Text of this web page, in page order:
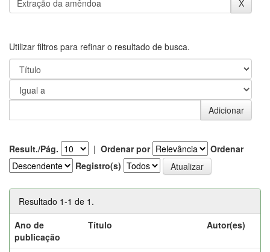
Utilizar filtros para refinar o resultado de busca.
Result./Pág. | Ordenar por
Ordenar
Registro(s)
Resultado 1-1 de 1.
Ano de
publicação
Título Autor(es)